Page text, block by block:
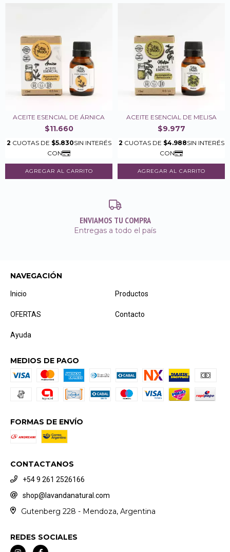
ACEITE ESENCIAL DE ÁRNICA
$11.660
ACEITE ESENCIAL DE MELISA
$9.977
ENVIAMOS TU COMPRA
Entregas a todo el país
NAVEGACIÓN
Inicio Productos
OFERTAS Contacto
Ayuda
MEDIOS DE PAGO
FORMAS DE ENVÍO
CONTACTANOS
+54 9 261 2526166
shop@lavandanatural.com
Gutenberg 228 - Mendoza, Argentina
REDES SOCIALES